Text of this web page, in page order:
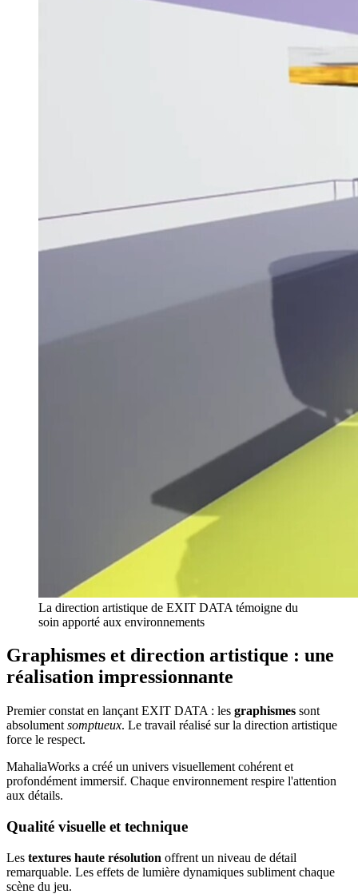
La direction artistique de EXIT DATA témoigne du
soin apporté aux environnements
Graphismes et direction artistique : une
réalisation impressionnante
Premier constat en lançant EXIT DATA : les graphismes sont
absolument somptueux. Le travail réalisé sur la direction artistique
force le respect.
MahaliaWorks a créé un univers visuellement cohérent et
profondément immersif. Chaque environnement respire l'attention
aux détails.
Qualité visuelle et technique
Les textures haute résolution offrent un niveau de détail
remarquable. Les effets de lumière dynamiques subliment chaque
scène du jeu.